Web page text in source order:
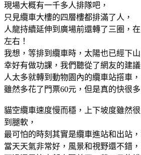
現場大概有一千多人排隊吧，
只見纜車大樓的四層樓都排滿了人，
人龍持續延伸到廣場前還轉了三圈，
左右！
我想，等排到纜車時，太陽也已經下
幸好有做功課，我們聽從了網友的建議
人太多就轉到動物園內的纜車站撘車，
雖然多花了門票60元，但是真的快很多
貓空纜車速度慢而穩，上下坡度雖然
到腿軟，
最可怕的時刻其實是纜車進站和出站，
當天天氣非常好，風景和視野還不錯，